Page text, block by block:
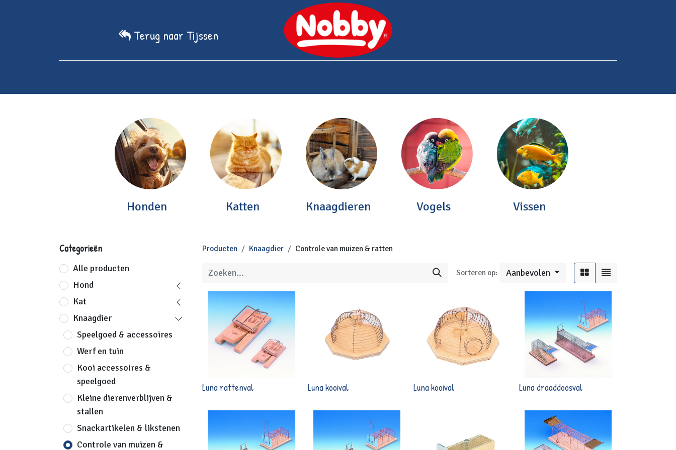
Terug naar Tijssen
Honden Katten Knaagdieren Vogels Vissen
Categorieën
Alle producten
Hond
Kat
Knaagdier
Speelgoed & accessoires
Werf en tuin
Kooi accessoires &
speelgoed
Kleine dierenverblijven &
stallen
Snackartikelen & likstenen
Controle van muizen &
Producten Knaagdier Controle van muizen & ratten
Sorteren op: Aanbevolen
Luna rattenval Luna kooival Luna kooival Luna draaddoosval